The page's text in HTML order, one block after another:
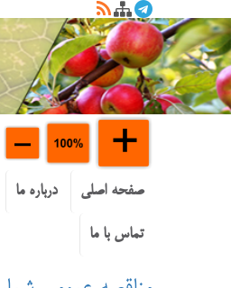
صفحه اصلی درباره ما
تماس با ما